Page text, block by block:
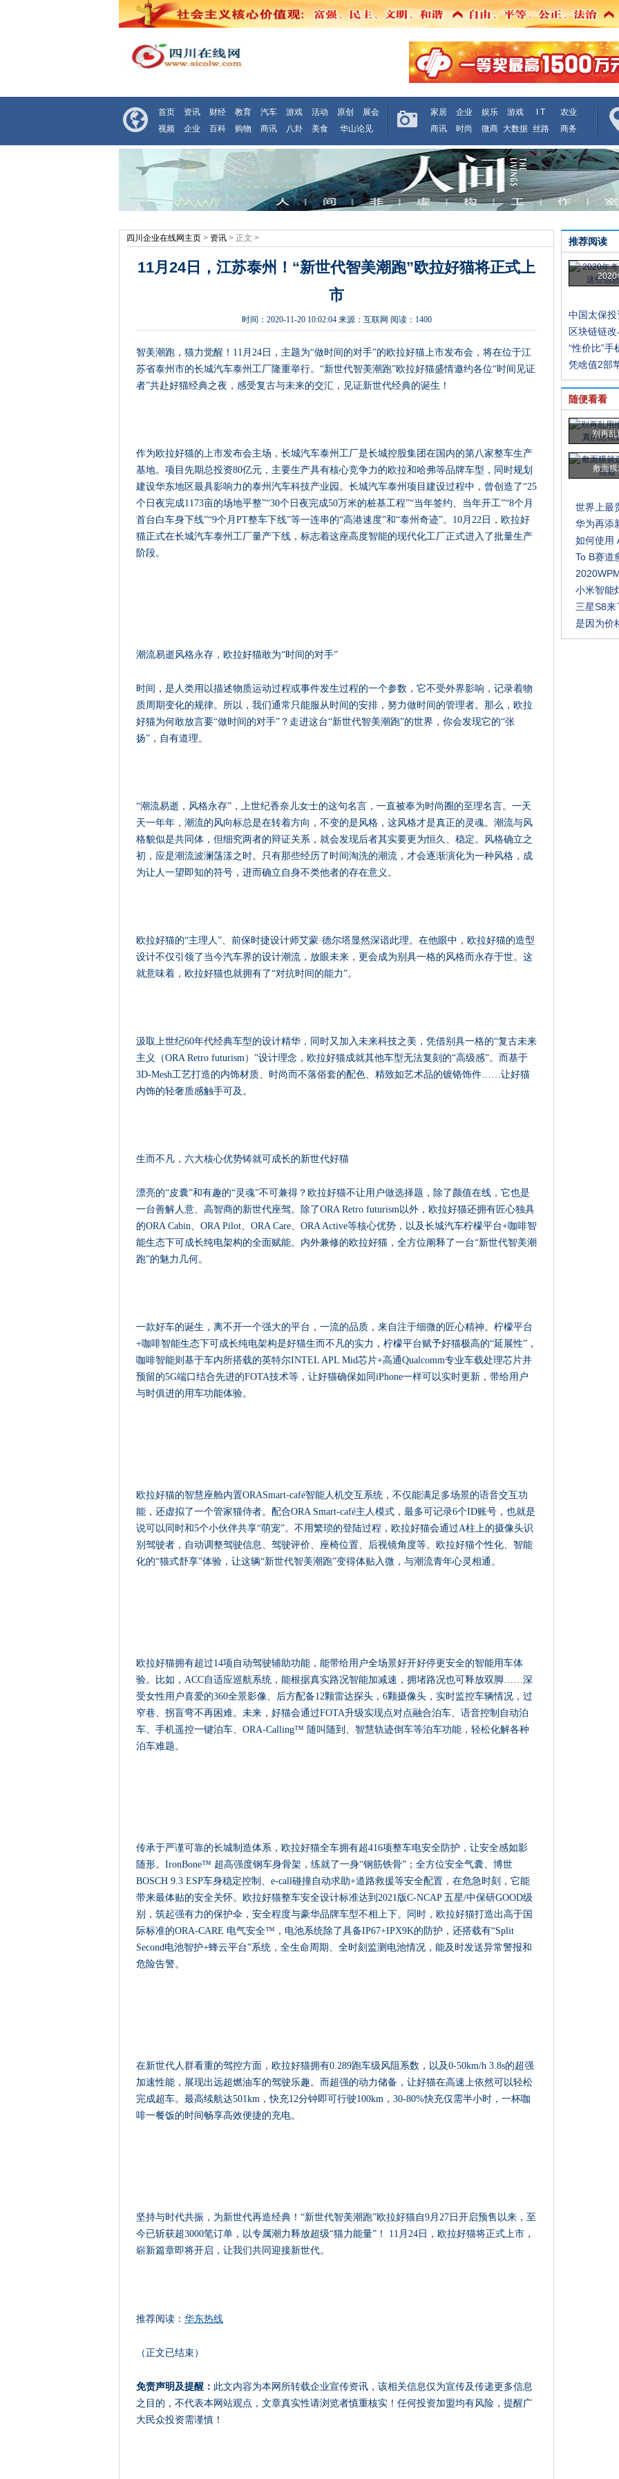
首页 资讯 财经 教育 汽车 游戏 活动 原创
展会
视频
企业 百科 购物 商讯 八卦 美食 华山论见
家居 企业 娱乐 游戏 I T
农业
商讯
时尚 微商 大数据 丝路 商务
四川企业在线网主页 > 资讯 > 正文 >
11月24日，江苏泰州！“新世代智美潮跑”欧拉好猫将正式上
市
时间： 2020-11-20 10:02:04来源： 互联网 阅读：1400
智美潮跑，猫力觉醒！11月24日，主题为“做时间的对手”的欧拉好猫上市发布会，将在位于江
苏省泰州市的长城汽车泰州工厂隆重举行。“新世代智美潮跑”欧拉好猫盛情邀约各位“时间见证
者”共赴好猫经典之夜，感受复古与未来的交汇，见证新世代经典的诞生！
作为欧拉好猫的上市发布会主场，长城汽车泰州工厂是长城控股集团在国内的第八家整车生产
基地。项目先期总投资80亿元，主要生产具有核心竞争力的欧拉和哈弗等品牌车型，同时规划
建设华东地区最具影响力的泰州汽车科技产业园。长城汽车泰州项目建设过程中，曾创造了“25
个日夜完成1173亩的场地平整”“30个日夜完成50万米的桩基工程”“当年签约、当年开工”“8个月
首台白车身下线”“9个月PT整车下线”等一连串的“高港速度”和“泰州奇迹”。10月22日，欧拉好
猫正式在长城汽车泰州工厂量产下线，标志着这座高度智能的现代化工厂正式进入了批量生产
阶段。
潮流易逝风格永存，欧拉好猫敢为“时间的对手”
时间，是人类用以描述物质运动过程或事件发生过程的一个参数，它不受外界影响，记录着物
质周期变化的规律。所以，我们通常只能服从时间的安排，努力做时间的管理者。那么，欧拉
好猫为何敢放言要“做时间的对手”？走进这台“新世代智美潮跑”的世界，你会发现它的“张
扬”，自有道理。
“潮流易逝，风格永存”，上世纪香奈儿女士的这句名言，一直被奉为时尚圈的至理名言。一天
天一年年，潮流的风向标总是在转着方向，不变的是风格，这风格才是真正的灵魂。潮流与风
格貌似是共同体，但细究两者的辩证关系，就会发现后者其实要更为恒久、稳定。风格确立之
初，应是潮流波澜荡漾之时。只有那些经历了时间淘洗的潮流，才会逐渐演化为一种风格，成
为让人一望即知的符号，进而确立自身不类他者的存在意义。
欧拉好猫的“主理人”、前保时捷设计师艾蒙·德尔塔显然深谙此理。在他眼中，欧拉好猫的造型
设计不仅引领了当今汽车界的设计潮流，放眼未来，更会成为别具一格的风格而永存于世。这
就意味着，欧拉好猫也就拥有了“对抗时间的能力”。
汲取上世纪60年代经典车型的设计精华，同时又加入未来科技之美，凭借别具一格的“复古未来
主义（ORA Retro futurism）”设计理念，欧拉好猫成就其他车型无法复刻的“高级感”。而基于
3D-Mesh工艺打造的内饰材质、时尚而不落俗套的配色、精致如艺术品的镀铬饰件……让好猫
内饰的轻奢质感触手可及。
生而不凡，六大核心优势铸就可成长的新世代好猫
漂亮的“皮囊”和有趣的“灵魂”不可兼得？欧拉好猫不让用户做选择题，除了颜值在线，它也是
一台善解人意、高智商的新世代座驾。除了ORA Retro futurism以外，欧拉好猫还拥有匠心独具
的ORA Cabin、ORA Pilot、ORA Care、ORA Active等核心优势，以及长城汽车柠檬平台+咖啡智
能生态下可成长纯电架构的全面赋能。内外兼修的欧拉好猫，全方位阐释了一台“新世代智美潮
跑”的魅力几何。
一款好车的诞生，离不开一个强大的平台，一流的品质，来自注于细微的匠心精神。柠檬平台
+咖啡智能生态下可成长纯电架构是好猫生而不凡的实力，柠檬平台赋予好猫极高的“延展性”，
咖啡智能则基于车内所搭载的英特尔INTEL APL Mid芯片+高通Qualcomm专业车载处理芯片并
预留的5G端口结合先进的FOTA技术等，让好猫确保如同iPhone一样可以实时更新，带给用户
与时俱进的用车功能体验。
欧拉好猫的智慧座舱内置ORASmart-café智能人机交互系统，不仅能满足多场景的语音交互功
能，还虚拟了一个管家猫侍者。配合ORA Smart-café主人模式，最多可记录6个ID账号，也就是
说可以同时和5个小伙伴共享“萌宠”。不用繁琐的登陆过程，欧拉好猫会通过A柱上的摄像头识
别驾驶者，自动调整驾驶信息、驾驶评价、座椅位置、后视镜角度等。欧拉好猫个性化、智能
化的“猫式舒享”体验，让这辆“新世代智美潮跑”变得体贴入微，与潮流青年心灵相通。
欧拉好猫拥有超过14项自动驾驶辅助功能，能带给用户全场景好开好停更安全的智能用车体
验。比如，ACC自适应巡航系统，能根据真实路况智能加减速，拥堵路况也可释放双脚……深
受女性用户喜爱的360全景影像、后方配备12颗雷达探头，6颗摄像头，实时监控车辆情况，过
窄巷、拐盲弯不再困难。未来，好猫会通过FOTA升级实现点对点融合泊车、语音控制自动泊
车、手机遥控一键泊车、ORA-Calling™ 随叫随到、智慧轨迹倒车等泊车功能，轻松化解各种
泊车难题。
传承于严谨可靠的长城制造体系，欧拉好猫全车拥有超416项整车电安全防护，让安全感如影
随形。IronBone™ 超高强度钢车身骨架，练就了一身“钢筋铁骨”；全方位安全气囊、博世
BOSCH 9.3 ESP车身稳定控制、e-call碰撞自动求助+道路救援等安全配置，在危急时刻，它能
带来最体贴的安全关怀。欧拉好猫整车安全设计标准达到2021版C-NCAP 五星/中保研GOOD级
别，筑起强有力的保护伞，安全程度与豪华品牌车型不相上下。同时，欧拉好猫打造出高于国
际标准的ORA-CARE 电气安全™，电池系统除了具备IP67+IPX9K的防护，还搭载有“Split
Second电池智护+蜂云平台”系统，全生命周期、全时刻监测电池情况，能及时发送异常警报和
危险告警。
在新世代人群看重的驾控方面，欧拉好猫拥有0.289跑车级风阻系数，以及0-50km/h 3.8s的超强
加速性能，展现出远超燃油车的驾驶乐趣。而超强的动力储备，让好猫在高速上依然可以轻松
完成超车。最高续航达501km，快充12分钟即可行驶100km，30-80%快充仅需半小时，一杯咖
啡一餐饭的时间畅享高效便捷的充电。
坚持与时代共振，为新世代再造经典！“新世代智美潮跑”欧拉好猫自9月27日开启预售以来，至
今已斩获超3000笔订单，以专属潮力释放超级“猫力能量”！ 11月24日，欧拉好猫将正式上市，
崭新篇章即将开启，让我们共同迎接新世代。
推荐阅读： 华东热线
（正文已结束）
免责声明及提醒： 此文内容为本网所转载企业宣传资讯，该相关信息仅为宣传及传递更多信息
之目的，不代表本网站观点，文章真实性请浏览者慎重核实！任何投资加盟均有风险，提醒广
大民众投资需谨慎！
推荐阅读
2020
中国太保
区块链链
“性价比”手
凭啥值2部
随便看看
别再乱
敷面
世界上最
华为再添
如何使用
To B赛道
小米智能
三星S8
是因为价